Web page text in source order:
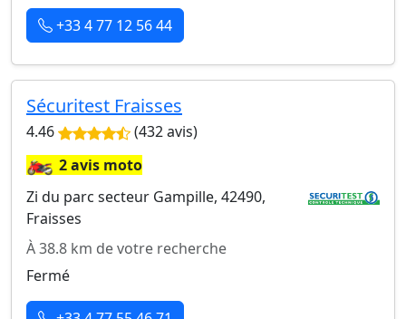
+33 4 77 12 56 44
Sécuritest Fraisses
4.46 (432 avis)
🏍️2 avis moto
Zi du parc secteur Gampille, 42490,
Fraisses
À 38.8 km de votre recherche
Fermé